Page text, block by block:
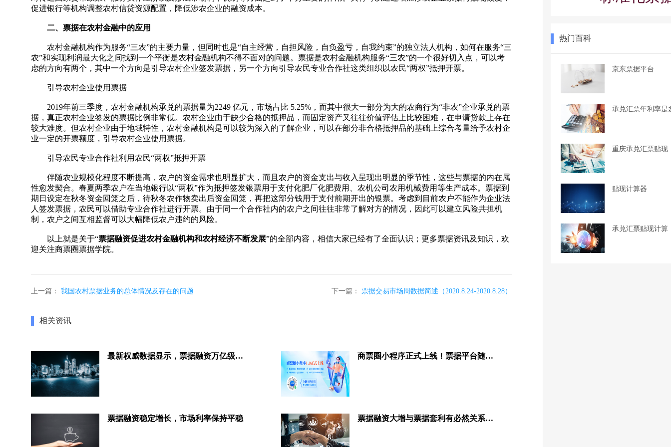
促进银行等机构调整农村信贷资源配置，降低涉农企业的融资成本。
二、票据在农村金融中的应用
农村金融机构作为服务“三农”的主要力量，但同时也是“自主经营，自担风险，自负盈亏，自我约束”的独立法人机构，如何在服务“三
农”和实现利润最大化之间找到一个平衡是农村金融机构不得不面对的问题。票据是农村金融机构服务“三农”的一个很好切入点，可以考
虑的方向有两个，其中一个方向是引导农村企业签发票据，另一个方向引导农民专业合作社这类组织以农民“两权”抵押开票。
引导农村企业使用票据
2019年前三季度，农村金融机构承兑的票据量为2249 亿元，市场占比 5.25%，而其中很大一部分为大的农商行为“非农”企业承兑的票
据，真正农村企业签发的票据比例非常低。农村企业由于缺少合格的抵押品，而固定资产又往往价值评估上比较困难，在申请贷款上存在
较大难度。但农村企业由于地域特性，农村金融机构是可以较为深入的了解企业，可以在部分非合格抵押品的基础上综合考量给予农村企
业一定的开票额度，引导农村企业使用票据。
引导农民专业合作社利用农民“两权”抵押开票
伴随农业规模化程度不断提高，农户的资金需求也明显扩大，而且农户的资金支出与收入呈现出明显的季节性，这些与票据的内在属
性愈发契合。春夏两季农户在当地银行以“两权”作为抵押签发银票用于支付化肥厂化肥费用、农机公司农用机械费用等生产成本。票据到
期日设定在秋冬资金回笼之后，待秋冬农作物卖出后资金回笼，再把这部分钱用于支付前期开出的银票。考虑到目前农户不能作为企业法
人签发票据，农民可以借助专业合作社进行开票。由于同一个合作社内的农户之间往往非常了解对方的情况，因此可以建立风险共担机
制，农户之间互相监督可以大幅降低农户违约的风险。
以上就是关于“票据融资促进农村金融机构和农村经济不断发展”的全部内容，相信大家已经有了全面认识；更多票据资讯及知识，欢
迎关注商票圈票据学院。
上一篇： 我国农村票据业务的总体情况及存在的问题 下一篇： 票据交易市场周数据简述（2020.8.24-2020.8.28）
相关资讯
最新权威数据显示，票据融资万亿级增长 商票圈小程序正式上线！票据平台随你行，便捷服务在身边
票据融资稳定增长，市场利率保持平稳 票据融资大增与票据套利有必然关系吗？
热门百科
京东票据平台
承兑汇票年利率是
重庆承兑汇票贴现
贴现计算器
承兑汇票贴现计算